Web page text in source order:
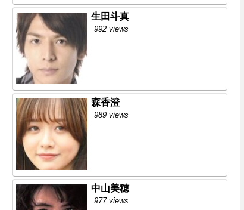
生田斗真
992 views
森香澄
989 views
中山美穂
977 views